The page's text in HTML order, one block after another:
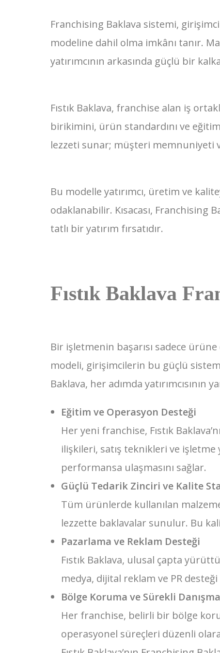
Franchising Baklava sistemi,
modeline dahil olma imkânı tanır.
yatırımcının arkasında güçlü bir
Fıstık Baklava, franchise alan iş
birikimini, ürün standardını ve
lezzeti sunar; müşteri memnuniyeti
Bu modelle yatırımcı, üretim ve
odaklanabilir. Kısacası,
tatlı bir yatırım fırsatıdır.
Fıstık Baklava
Bir işletmenin başarısı sadece
modeli, girişimcilerin bu güçlü
Baklava, her adımda
Eğitim ve Operasyon Desteği
Her yeni franchise, Fıstık
ilişkileri, satış teknikleri ve
performansa ulaşmasını sağlar.
Güçlü Tedarik Zinciri ve Kalite
Tüm ürünlerde kullanılan
lezzette baklavalar sunulur. Bu
Pazarlama ve Reklam Desteği
Fıstık Baklava, ulusal çapta
medya, dijital reklam ve PR
Bölge Koruma ve Sürekli
Her franchise, belirli bir bölge
operasyonel süreçleri düzenli